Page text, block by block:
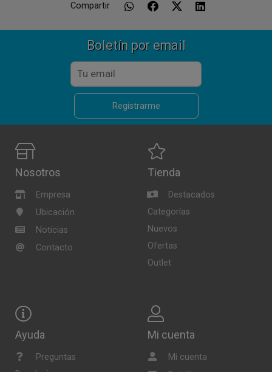
Compartir
Boletín por email
Registrarme
Nosotros
Empresa
Ubicación
Noticias
Contacto
Tienda
Destacados
Categorías
Nuevos
Ofertas
Outlet
Ayuda
Preguntas
Mi cuenta
Mi cuenta